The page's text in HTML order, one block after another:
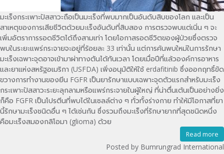
มะเร็งกระเพาะปัสสาวะถือเป็นมะเร็งที่พบมากเป็นอันดับสิบของโลก และเป็น
สาเหตุของการเสียชีวิตด้วยมะเร็งอันดับที่สิบสอง การตรวจพบแต่เนิ่น ๆ จะ
เพิ่มอัตราการรอดชีวิตได้ถึงสามเท่า โดยโอกาสรอดชีวิตของผู้ป่วยซึ่งตรวจ
พบในระยะแพร่กระจายจะอยู่ที่ร้อยละ 33 เท่านั้น แต่การค้นพบใหม่ในการรักษา
มะเร็งเฉพาะจุดอาจเข้ามาผ่าทางตันได้ทันเวลา โดยเมื่อปีที่แล้วองค์การอาหาร
และยาแห่งสหรัฐอเมริกา (USFDA) เพิ่งอนุมัติให้ใช้ erdafitinib ซึ่งออกฤทธิ์ขัด
ขวางการทำงานของยีน FGFR เป็นยารักษาแบบเฉพาะจุดตัวแรกสำหรับมะเร็ง
กระเพาะปัสสาวะระยะลุกลามหรือแพร่กระจายในผู้ใหญ่ ที่น่าตื่นเต้นเป็นอย่างยิ่ง
ก็คือ FGFR เป็นโปรตีนที่พบได้ในเซลล์ต่าง ๆ ทั่วทั้งร่างกาย ทำให้มีโอกาสที่ยา
นี้รักษามะเร็งชนิดอื่น ๆ ได้เช่นกัน ซึ่งรวมถึงมะเร็งที่รักษายากที่สุดชนิดหนึ่ง
คือมะเร็งสมองกลิโอมา (glioma) ด้วย
Read more
Posted by Bumrungrad International